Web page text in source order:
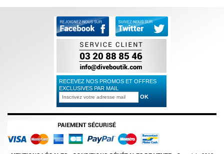
RECEVEZ NOS PROMOS ET OFFRES
EXCLUSIVES PAR MAIL